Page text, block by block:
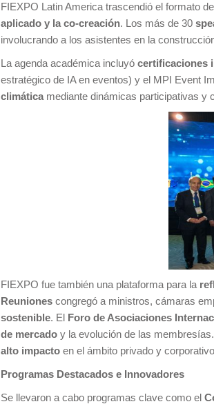
FIEXPO Latin America trascendió el formato
aplicado y la co-creación. Los más de 30
involucrando a los asistentes en la
La agenda académica incluyó certificaciones
estratégico de IA en eventos) y el MPI Event
climáticamediante dinámicas participativas y
FIEXPO fue también una plataforma para la
Reuniones congregó a ministros, cámaras
sostenible. El Foro de Asociaciones
de mercado y la evolución de las
alto impacto en el ámbito privado y
Programas Destacados e Innovadores
Se llevaron a cabo programas clave como el